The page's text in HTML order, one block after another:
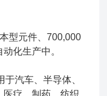
型元件、700,000
化生产中。
汽车、半导体、
医疗、制药、纺织